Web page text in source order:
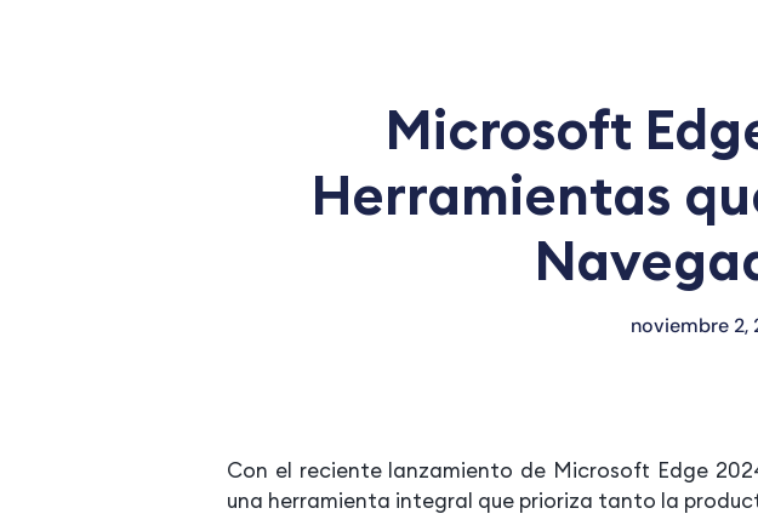
Microsoft
Herramientas
noviembre 2,
Con el reciente lanzamiento de Microsoft Edge
una herramienta integral que prioriza tanto la